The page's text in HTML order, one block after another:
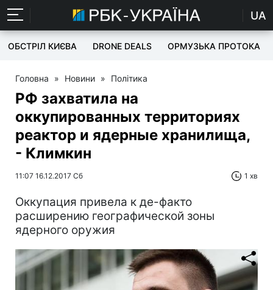
UA
ОБСТРІЛ КИЄВА DRONE DEALS ОРМУЗЬКА ПРОТОКА
Головна » Новини » Політика
РФ захватила на
оккупированных территориях
реактор и ядерные хранилища,
- Климкин
11:07 16.12.2017 Сб 1 хв
Оккупация привела к де-факто
расширению географической зоны
ядерного оружия